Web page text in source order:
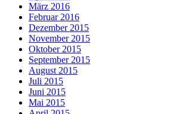
März 2016
Februar 2016
Dezember 2015
November 2015
Oktober 2015
September 2015
August 2015
Juli 2015
Juni 2015
Mai 2015